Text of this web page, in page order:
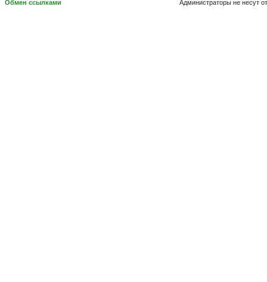
Администраторы не несут
Обмен ссылками